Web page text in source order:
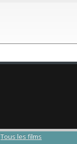
Tous les films